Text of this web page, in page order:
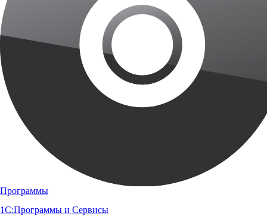
Программы
1С:Программы и Сервисы